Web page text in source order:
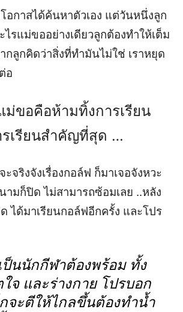
อกาสได้ค้นหาตัวเอง แต่วันหนึ่งลูก
รแม่ขออย่างเดียวลูกต้องทำให้เต็ม
กลูกคิดว่าสิ่งที่ทำมันไม่ใช่ เราหยุด
อ
ขอคือห้ามทิ้งการเรียน
เรียนสำคัญที่สุด …
ะจริงจังเรื่องกอล์ฟ ก็มาเจอจังหวะ
ามก็ปิด ไม่สามารถซ้อมเลย ..หลัง
ได้มาเรียนกอล์ฟอีกครั้ง และโปร
ป็นนักกีฬาต้องพร้อม ทั้ง
จ และร่างกาย โปรบอก
จะตีให้ไกลขึ้นต้องทำน้ำ